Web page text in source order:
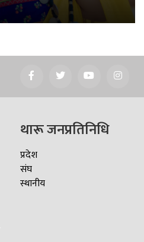
थारू जनप्रतिनिधि
प्रदेश
संघ
स्थानीय